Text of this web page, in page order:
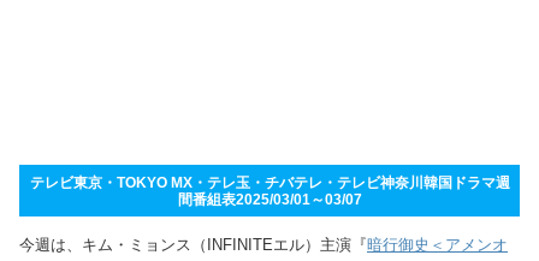
テレビ東京・TOKYO MX・テレ玉・チバテレ・テレビ神奈川韓国ドラマ週
間番組表2025/03/01～03/07
今週は、キム・ミョンス（INFINITEエル）主演『暗行御史＜アメンオ